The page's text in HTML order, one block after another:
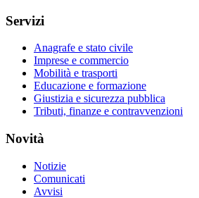
Servizi
Anagrafe e stato civile
Imprese e commercio
Mobilità e trasporti
Educazione e formazione
Giustizia e sicurezza pubblica
Tributi, finanze e contravvenzioni
Novità
Notizie
Comunicati
Avvisi